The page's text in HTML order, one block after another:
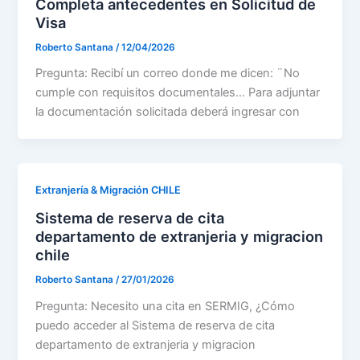
Completa antecedentes en Solicitud de
Visa
Roberto Santana /12/04/2026
Pregunta: Recibí un correo donde me dicen: ¨No
cumple con requisitos documentales… Para adjuntar
la documentación solicitada deberá ingresar con
Extranjería & Migración CHILE
Sistema de reserva de cita
departamento de extranjeria y migracion
chile
Roberto Santana/27/01/2026
Pregunta: Necesito una cita en SERMIG, ¿Cómo
puedo acceder al Sistema de reserva de cita
departamento de extranjeria y migracion